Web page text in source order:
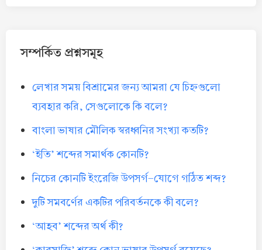
সম্পর্কিত প্রশ্নসমূহ
লেখার সময় বিশ্রামের জন্য আমরা যে চিহ্নগুলো
ব্যবহার করি, সেগুলোকে কি বলে?
বাংলা ভাষার মৌলিক স্বরধ্বনির সংখ্যা কতটি?
‘ইতি’ শব্দের সমার্থক কোনটি?
নিচের কোনটি ইংরেজি উপসর্গ-যোগে গঠিত শব্দ?
দুটি সমবর্ণের একটির পরিবর্তনকে কী বলে?
‘আহব’ শব্দের অর্থ কী?